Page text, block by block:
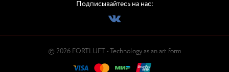
Подписывайтесь на нас:
© 2026 FORTLUFT - Technology as an art form